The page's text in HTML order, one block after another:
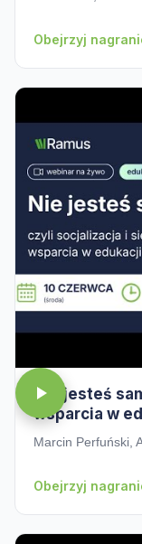
Obejrzyj
Nie jesteś
wsparcia w
Marcin Perfuński,
Obejrzyj